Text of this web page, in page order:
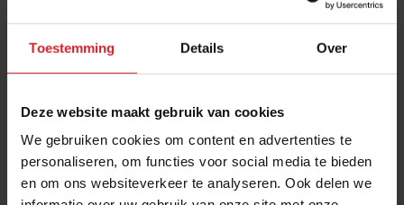
Toestemming Details Over
Deze website maakt gebruik van cookies
We gebruiken cookies om content en advertenties te
personaliseren, om functies voor social media te bieden
en om ons websiteverkeer te analyseren. Ook delen we
THANKS
voor meer informatie.
Best gelezen artikelen